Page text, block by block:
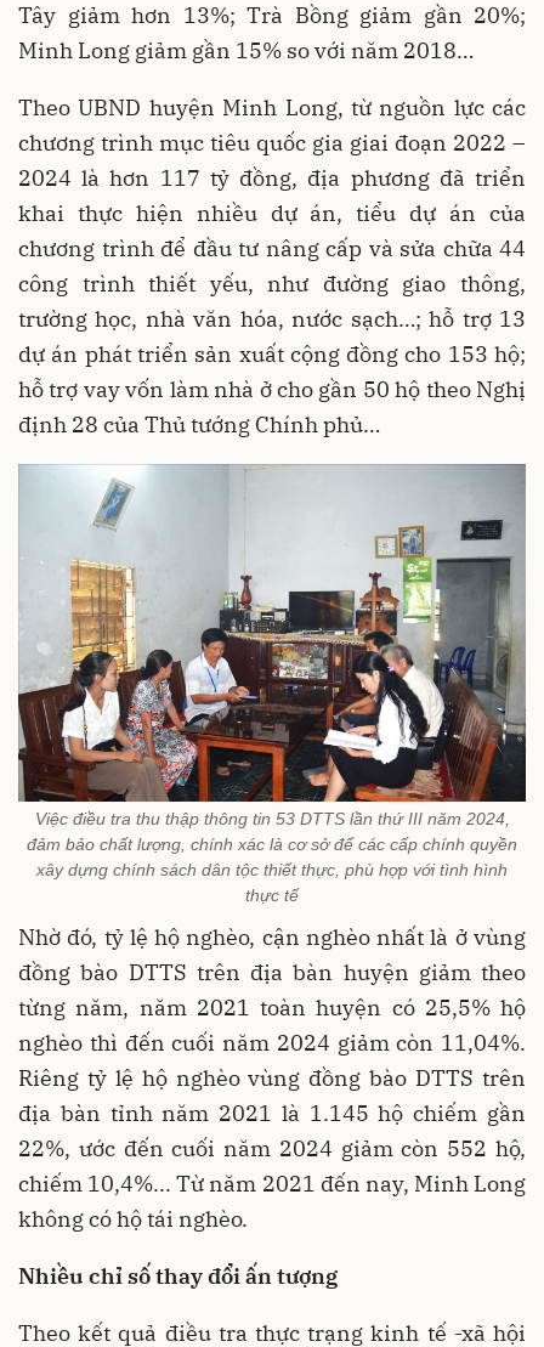
Tây giảm hơn 13%; Trà Bồng giảm gần 20%;
Minh Long giảm gần 15% so với năm 2018…
Theo UBND huyện Minh Long, từ nguồn lực các
chương trình mục tiêu quốc gia giai đoạn 2022 –
2024 là hơn 117 tỷ đồng, địa phương đã triển
khai thực hiện nhiều dự án, tiểu dự án của
chương trình để đầu tư nâng cấp và sửa chữa 44
công trình thiết yếu, như đường giao thông,
trường học, nhà văn hóa, nước sạch…; hỗ trợ 13
dự án phát triển sản xuất cộng đồng cho 153 hộ;
hỗ trợ vay vốn làm nhà ở cho gần 50 hộ theo Nghị
định 28 của Thủ tướng Chính phủ…
Việc điều tra thu thập thông tin 53 DTTS lần thứ III năm 2024,
đảm bảo chất lượng, chính xác là cơ sở để các cấp chính quyền
xây dựng chính sách dân tộc thiết thực, phù hợp với tình hình
thực tế
Nhờ đó, tỷ lệ hộ nghèo, cận nghèo nhất là ở vùng
đồng bào DTTS trên địa bàn huyện giảm theo
từng năm, năm 2021 toàn huyện có 25,5% hộ
nghèo thì đến cuối năm 2024 giảm còn 11,04%.
Riêng tỷ lệ hộ nghèo vùng đồng bào DTTS trên
địa bàn tỉnh năm 2021 là 1.145 hộ chiếm gần
22%, ước đến cuối năm 2024 giảm còn 552 hộ,
chiếm 10,4%... Từ năm 2021 đến nay, Minh Long
không có hộ tái nghèo.
Nhiều chỉ số thay đổi ấn tượng
Theo kết quả điều tra thực trạng kinh tế -xã hội